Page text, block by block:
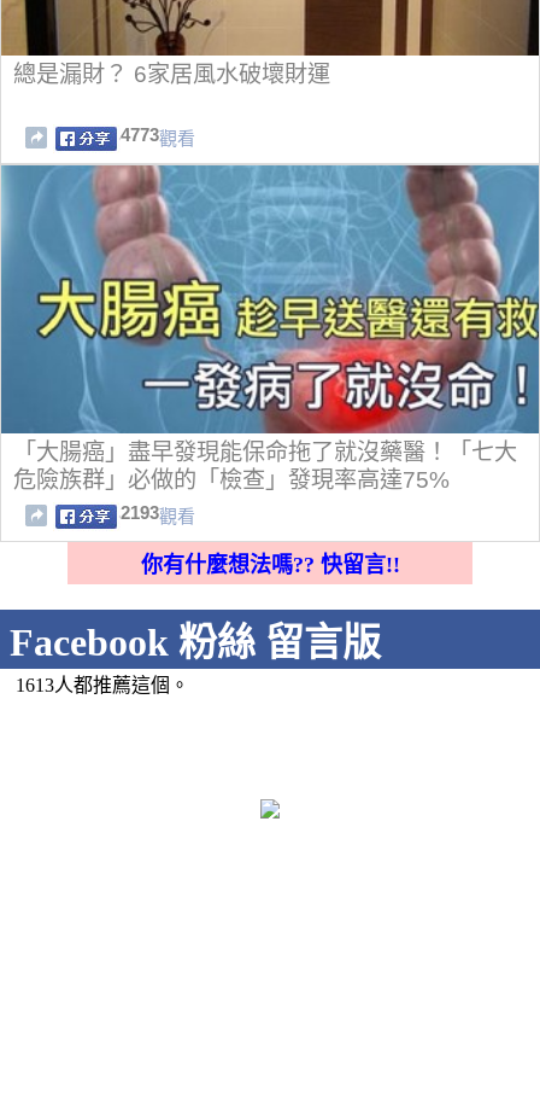
總是漏財？ 6家居風水破壞財運
4773觀看
「大腸癌」盡早發現能保命拖了就沒藥醫！「七大
危險族群」必做的「檢查」發現率高達75%
2193觀看
你有什麼想法嗎?? 快留言!!
Facebook 粉絲 留言版
1613人都推薦這個。